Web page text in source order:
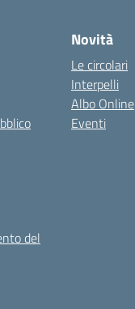
del
Novità
Le circolari
Interpelli
Albo Online
Eventi